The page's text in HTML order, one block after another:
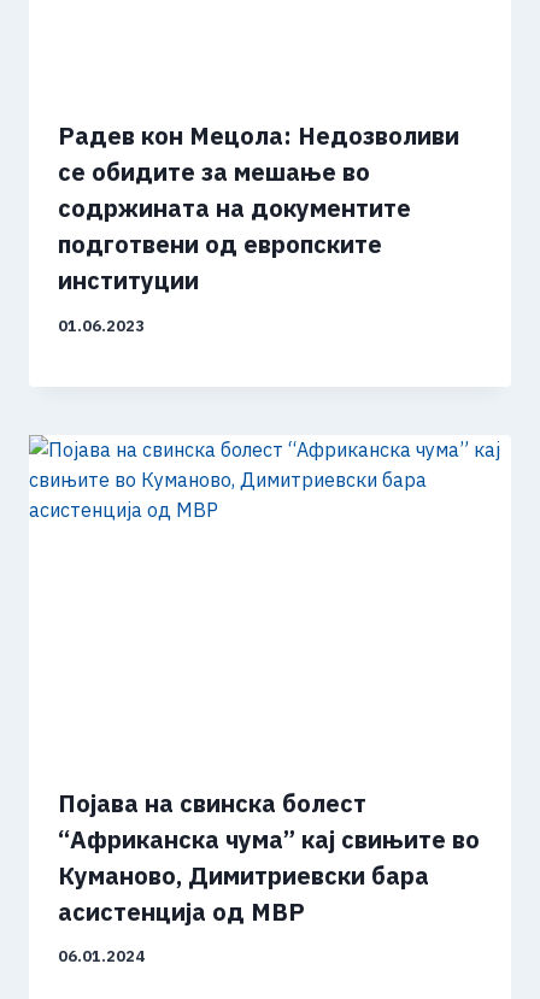
Радев кон Мецола: Недозволиви
се обидите за мешање во
содржината на документите
подготвени од европските
институции
01.06.2023
Појава на свинска болест
“Африканска чума” кај свињите во
Куманово, Димитриевски бара
асистенција од МВР
06.01.2024